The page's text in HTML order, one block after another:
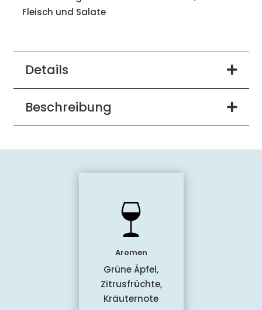
Fleisch und Salate
Details
Beschreibung
Aromen
Grüne Äpfel,
Zitrusfrüchte,
Kräuternote